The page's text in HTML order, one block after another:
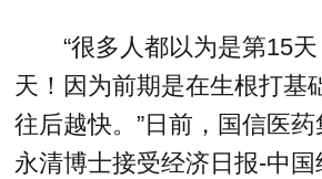
“很多人都以为是第15天
天！因为前期是在生根打基
往后越快。”日前，国信医
永清博士接受经济日报-中